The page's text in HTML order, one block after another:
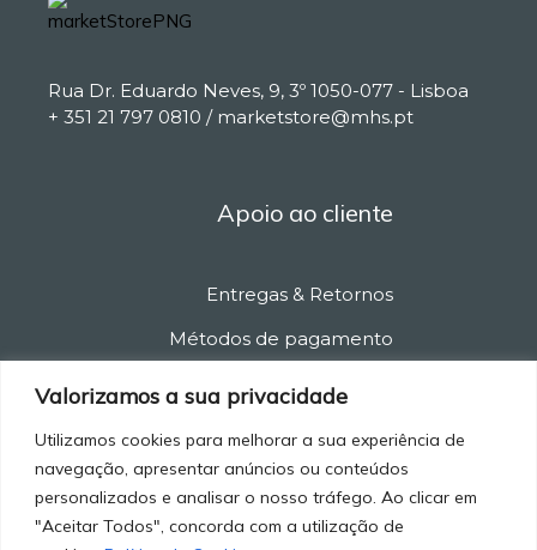
Valorizamos a sua privacidade
Utilizamos cookies para melhorar a sua experiência de
navegação, apresentar anúncios ou conteúdos
personalizados e analisar o nosso tráfego. Ao clicar em
"Aceitar Todos", concorda com a utilização de
Rua Dr. Eduardo Neves, 9, 3º 1050-077 - Lisboa
+ 351 21 797 0810 / marketstore@mhs.pt
Apoio ao cliente
Entregas & Retornos
Métodos de pagamento
Política de privacidade
Termos e condições